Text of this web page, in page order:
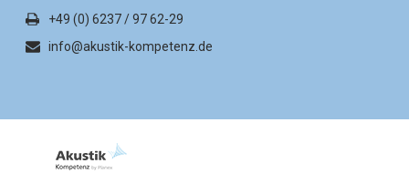
+49 (0) 6237 / 97 62-29
info@akustik-kompetenz.de